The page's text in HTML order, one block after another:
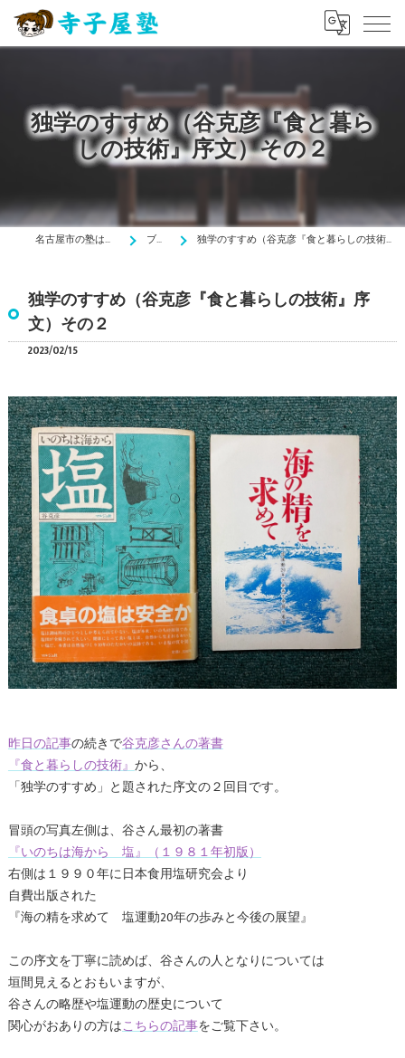
独学のすすめ（谷克彦『食と暮ら
しの技術』序文）その２
名古屋市の塾は寺子屋塾 ブログ 独学のすすめ（谷克彦『食と暮らしの技術』序文）その２
独学のすすめ（谷克彦『食と暮らしの技術』序
文）その２
2023/02/15
昨日の記事の続きで谷克彦さんの著書
『食と暮らしの技術』から、
「独学のすすめ」と題された序文の２回目です。
冒頭の写真左側は、谷さん最初の著書
『いのちは海から 塩』（１９８１年初版）
右側は１９９０年に日本食用塩研究会より
自費出版された
『海の精を求めて 塩運動20年の歩みと今後の展望』
この序文を丁寧に読めば、谷さんの人となりについては
垣間見えるとおもいますが、
谷さんの略歴や塩運動の歴史について
関心がおありの方はこちらの記事をご覧下さい。